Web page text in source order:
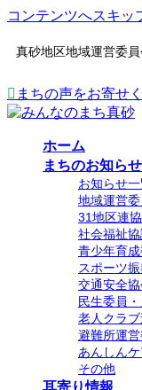
コンテンツへスキッ
真砂地区地域運営委
まちの声をお寄せ
ホーム
まちのお知らせ
お知らせ
地域運営
31地区連協
社会福祉
青少年育
スポーツ
交通安全
民生委員
老人クラ
避難所運
あんしん
その他
耳寄り情報